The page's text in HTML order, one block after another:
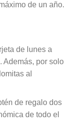
de un año.
de lunes a
Además, por solo
al
de regalo dos
de todo el